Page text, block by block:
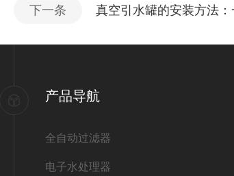
下一条 真空引水罐的安装方法
产品导航
全自动过滤器
电子水处理器